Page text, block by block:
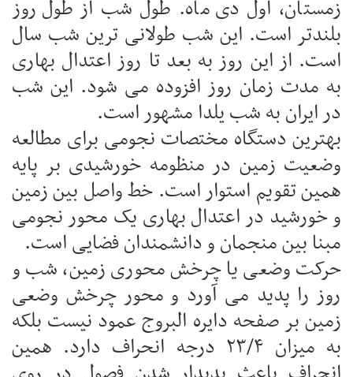
زمستان، اول دی ماه. طول شب از طول روز
بلندتر است. این شب طولانی ترین شب سال
است. از این روز به بعد تا روز اعتدال بهاری
به مدت زمان روز افزوده می شود. این شب
در ایران به شب یلدا مشهور است.
بهترین دستگاه مختصات نجومی برای مطالعه
وضعیت زمین در منظومه خورشیدی بر پایه
همین تقویم استوار است. خط واصل بین زمین
و خورشید در اعتدال بهاری یک محور نجومی
مبنا بین منجمان و دانشمندان فضایی است.
حرکت وضعی یا چرخش محوری زمین، شب و
روز را پدید می آورد و محور چرخش وضعی
زمین بر صفحه دایره البروج عمود نیست بلکه
به میزان ۲۳/۴ درجه انحراف دارد. همین